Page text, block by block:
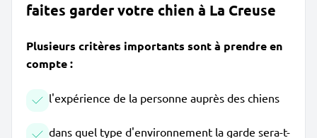
faites garder votre chien à La Creuse
Plusieurs critères importants sont à prendre en
compte :
l'expérience de la personne auprès des chiens
dans quel type d'environnement la garde sera-t-